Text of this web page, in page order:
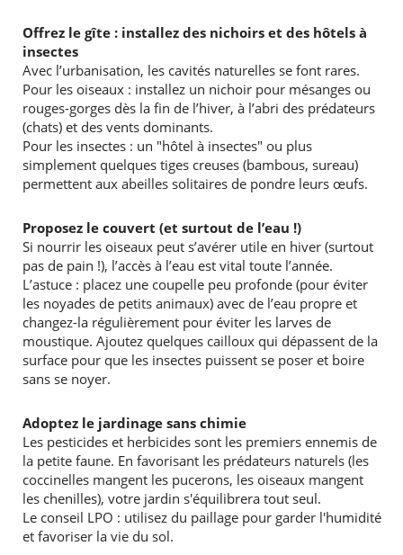
Offrez le gîte : installez des nichoirs et des hôtels à
insectes
Avec l’urbanisation, les cavités naturelles se font rares.
Pour les oiseaux : installez un nichoir pour mésanges ou
rouges-gorges dès la fin de l’hiver, à l’abri des prédateurs
(chats) et des vents dominants.
Pour les insectes : un "hôtel à insectes" ou plus
simplement quelques tiges creuses (bambous, sureau)
permettent aux abeilles solitaires de pondre leurs œufs.
Proposez le couvert (et surtout de l’eau !)
Si nourrir les oiseaux peut s’avérer utile en hiver (surtout
pas de pain !), l’accès à l’eau est vital toute l’année.
L’astuce : placez une coupelle peu profonde (pour éviter
les noyades de petits animaux) avec de l’eau propre et
changez-la régulièrement pour éviter les larves de
moustique. Ajoutez quelques cailloux qui dépassent de la
surface pour que les insectes puissent se poser et boire
sans se noyer.
Adoptez le jardinage sans chimie
Les pesticides et herbicides sont les premiers ennemis de
la petite faune. En favorisant les prédateurs naturels (les
coccinelles mangent les pucerons, les oiseaux mangent
les chenilles), votre jardin s'équilibrera tout seul.
Le conseil LPO : utilisez du paillage pour garder l'humidité
et favoriser la vie du sol.